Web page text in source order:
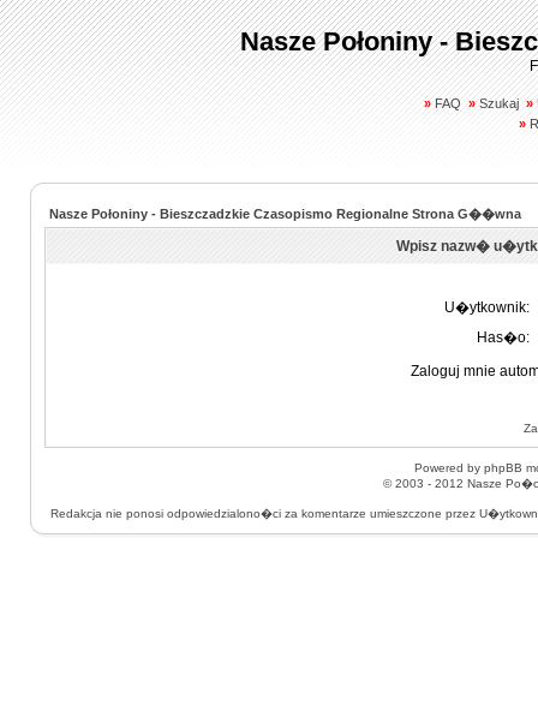
Nasze Połoniny -
» FAQ » Szukaj »
»
Nasze Połoniny - Bieszczadzkie Czasopismo Regionalne Strona G��wna
Wpisz nazw�
U�ytkownik:
Has�o:
Zaloguj mnie
Powered by phpBB
© 2003 - 2012 Nasze
Redakcja nie ponosi odpowiedzialono�ci za komentarze umieszczone przez